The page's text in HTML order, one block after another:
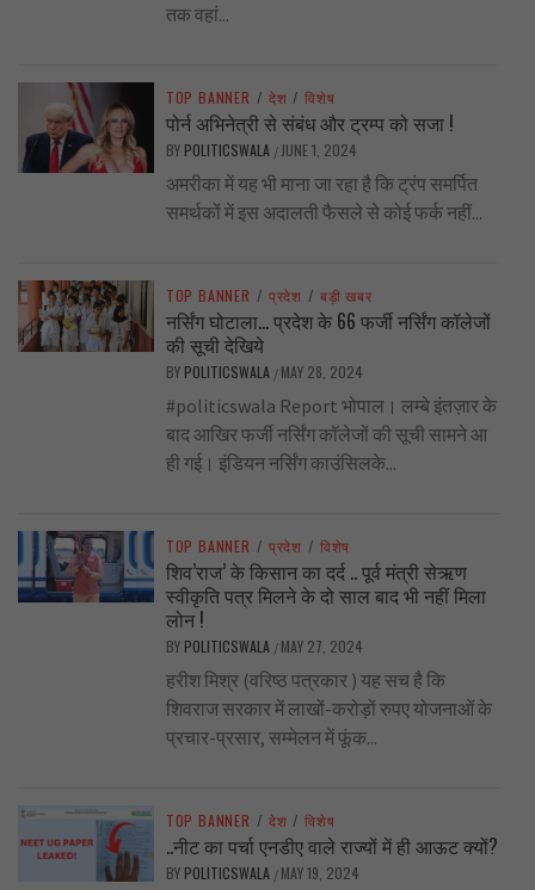
तक वहां...
TOP BANNER / देश / विशेष
पोर्न अभिनेत्री से संबंध और ट्रम्प को सजा !
BY POLITICSWALA / JUNE 1, 2024
अमरीका में यह भी माना जा रहा है कि ट्रंप समर्पित
समर्थकों में इस अदालती फैसले से कोई फर्क नहीं...
TOP BANNER / प्रदेश / बड़ी खबर
नर्सिंग घोटाला… प्रदेश के 66 फर्जी नर्सिंग कॉलेजों
की सूची देखिये
BY POLITICSWALA / MAY 28, 2024
#politicswala Report भोपाल। लम्बे इंतज़ार के
बाद आखिर फर्जी नर्सिंग कॉलेजों की सूची सामने आ
ही गई। इंडियन नर्सिंग काउंसिलके...
TOP BANNER / प्रदेश / विशेष
शिव’राज’ के किसान का दर्द .. पूर्व मंत्री सेऋण
स्वीकृति पत्र मिलने के दो साल बाद भी नहीं मिला
लोन !
BY POLITICSWALA / MAY 27, 2024
हरीश मिश्र (वरिष्ठ पत्रकार ) यह सच है कि
शिवराज सरकार में लाखों-करोड़ों रुपए योजनाओं के
प्रचार-प्रसार, सम्मेलन में फूंक...
TOP BANNER / देश / विशेष
..नीट का पर्चा एनडीए वाले राज्यों में ही आऊट क्यों?
BY POLITICSWALA / MAY 19, 2024